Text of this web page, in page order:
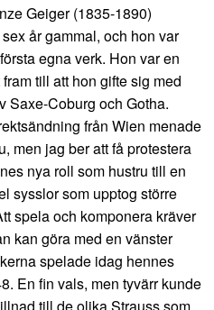
Geiger (1835-1890)
år gammal, och hon var
egna verk. Hon var en
till att hon gifte sig med
Saxe-Coburg och Gotha.
från Wien menade
men jag ber att få protestera
nya roll som hustru till en
sysslor som upptog större
spela och komponera kräver
kan göra med en vänster
spelade idag hennes
En fin vals, men tyvärr kunde